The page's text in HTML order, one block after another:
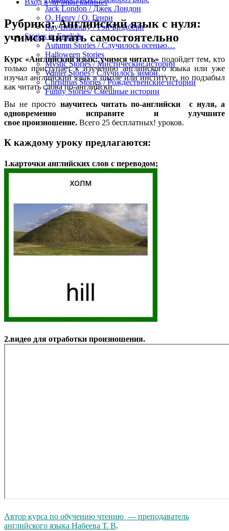
Jack London / Джек Лондон
O. Henry / О. Генри
Ray Bradbury / Рэй Брэдбери
Stories in English
Autumn Stories / Случилось осенью…
Halloween Stories
Mystic Stories / Мистические истории
Winter Stories / Случилось зимой…
Christmas Stories / Рождественские истории
Funny Stories/ Смешные истории
Вход в личный кабинет
Рубрика:Английский язык с нуля:
учимся читать самостоятельно
Курс «Английский язык: учимся читать» подойдет тем, кто
только приступает к изучению английского языка или уже
изучал английский язык в школе или институте, но подзабыл
как читать слова по-английски.
Вы не просто научитесь читать по-английски с нуля, а
одновременно исправите и улучшите
свое произношение. Всего 25 бесплатных! уроков.
К каждому уроку предлагаются:
1.карточки английских слов с переводом;
2.видео для отработки произношения.
Автор курса по обучению чтению — преподаватель
английского языка Набеева Т. В.